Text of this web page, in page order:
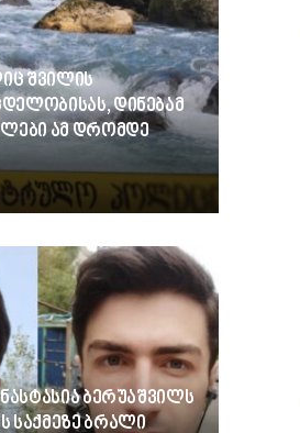
შვილის
დინებამ
ამ დრომდე
ბერუაშვილს
საქმეზე ბრალი